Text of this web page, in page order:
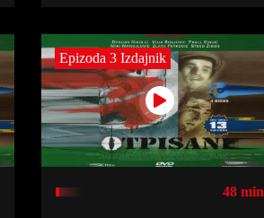
Epizoda 3 Izdajnik
48 min